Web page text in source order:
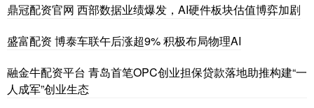
鼎冠配资官网 西部数据业绩爆发，AI硬件板块估值博弈加剧
盛富配资 博泰车联午后涨超9% 积极布局物理AI
融金牛配资平台 青岛首笔OPC创业担保贷款落地助推构建“一
人成军”创业生态